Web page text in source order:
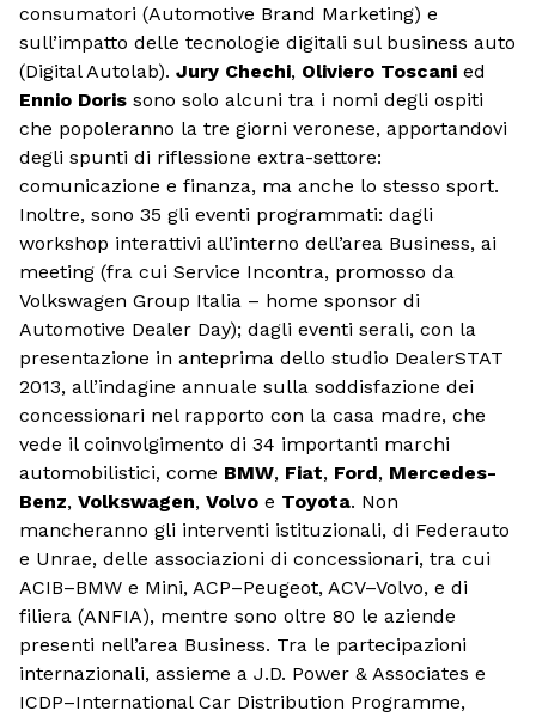
consumatori (Automotive Brand Marketing) e
sull’impatto delle tecnologie digitali sul business auto
(Digital Autolab). Jury Chechi, Oliviero Toscani ed
Ennio Doris sono solo alcuni tra i nomi degli ospiti
che popoleranno la tre giorni veronese, apportandovi
degli spunti di riflessione extra-settore:
comunicazione e finanza, ma anche lo stesso sport.
Inoltre, sono 35 gli eventi programmati: dagli
workshop interattivi all’interno dell’area Business, ai
meeting (fra cui Service Incontra, promosso da
Volkswagen Group Italia – home sponsor di
Automotive Dealer Day); dagli eventi serali, con la
presentazione in anteprima dello studio DealerSTAT
2013, all’indagine annuale sulla soddisfazione dei
concessionari nel rapporto con la casa madre, che
vede il coinvolgimento di 34 importanti marchi
automobilistici, come BMW, Fiat, Ford, Mercedes-
Benz, Volkswagen, Volvo e Toyota. Non
mancheranno gli interventi istituzionali, di Federauto
e Unrae, delle associazioni di concessionari, tra cui
ACIB–BMW e Mini, ACP–Peugeot, ACV–Volvo, e di
filiera (ANFIA), mentre sono oltre 80 le aziende
presenti nell’area Business. Tra le partecipazioni
internazionali, assieme a J.D. Power & Associates e
ICDP–International Car Distribution Programme,